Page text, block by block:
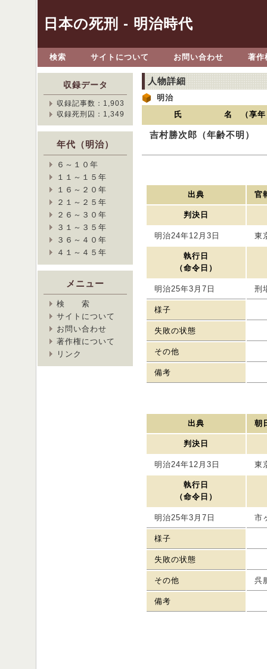
日本の死刑 - 明治時代
検索 サイトについて お問い合わせ 著作
人物詳細
明治
氏 名 （享年
吉村勝次郎（年齢不明）
出典 官
判決日
明治24年12月3日 東
執行日
（命令日）
明治25年3月7日 刑
様子
失敗の状態
その他
備考
出典 朝
判決日
明治24年12月3日 東
執行日
（命令日）
明治25年3月7日 市
様子
失敗の状態
その他 呉
備考
収録データ
収録記事数：1,903
収録死刑囚：1,349
年代（明治）
６～１０年
１１～１５年
１６～２０年
２１～２５年
２６～３０年
３１～３５年
３６～４０年
４１～４５年
メニュー
検 索
サイトについて
お問い合わせ
著作権について
リンク